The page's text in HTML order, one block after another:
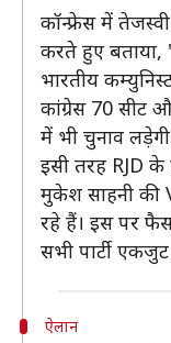
कॉन्फ्रेस में
करते हुए बताया,
भारतीय
कांग्रेस 70 सीट
में भी चुनाव
इसी तरह RJD
मुकेश साहनी की
रहे हैं। इस पर
सभी पार्टी
ऐलान